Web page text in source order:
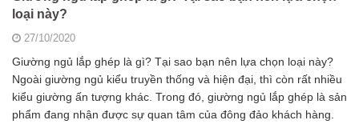
loại này?
27/10/2020
Giường ngủ lắp ghép là gì? Tại sao bạn nên lựa chọn loại này?
Ngoài giường ngủ kiểu truyền thống và hiện đại, thì còn rất nhiều
kiểu giường ấn tượng khác. Trong đó, giường ngủ lắp ghép là sản
phẩm đang nhận được sự quan tâm của đông đảo khách hàng.